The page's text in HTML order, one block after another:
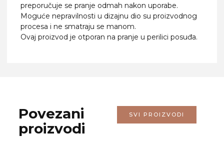
preporučuje se pranje odmah nakon uporabe.
Moguće nepravilnosti u dizajnu dio su proizvodnog
procesa i ne smatraju se manom.
Ovaj proizvod je otporan na pranje u perilici posuđa.
Povezani
proizvodi
SVI PROIZVODI